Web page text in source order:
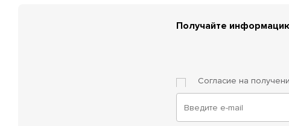
Получайте
Согласие на